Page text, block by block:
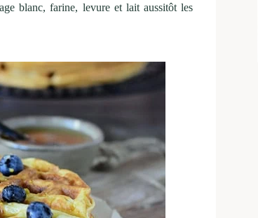
blanc, farine, levure et lait aussitôt les